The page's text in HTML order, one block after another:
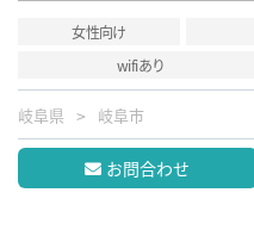
女性向け
wifiあり
岐阜県 岐阜市
お問合わせ